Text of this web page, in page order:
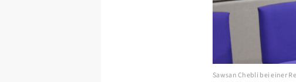
Sawsan Chebli bei einer